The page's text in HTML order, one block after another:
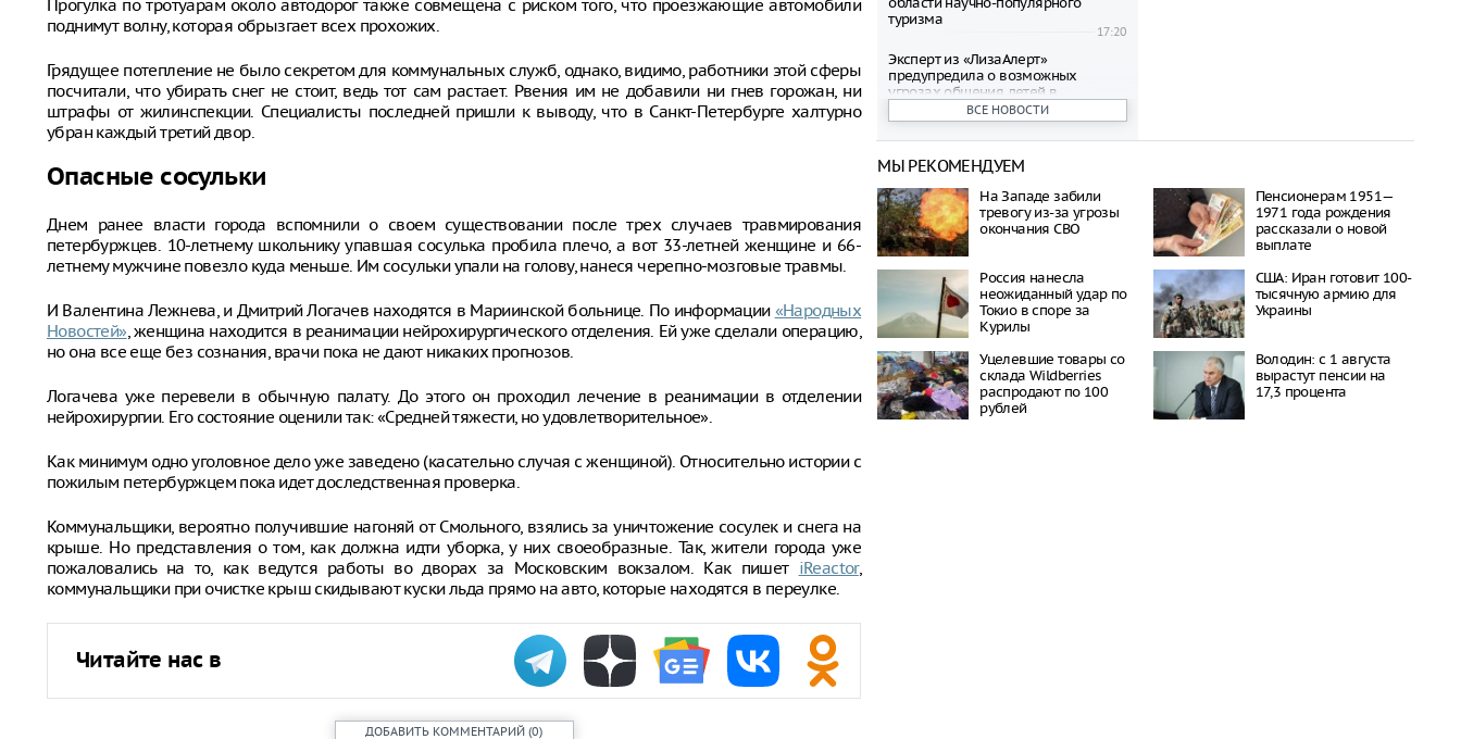
Прогулка по тротуарам около автодорог также совмещена с риском того, что проезжающие автомобили
поднимут волну, которая обрызгает всех прохожих.
Грядущее потепление не было секретом для коммунальных служб, однако, видимо, работники этой сферы
посчитали, что убирать снег не стоит, ведь тот сам растает. Рвения им не добавили ни гнев горожан, ни
штрафы от жилинспекции. Специалисты последней пришли к выводу, что в Санкт-Петербурге халтурно
убран каждый третий двор.
Опасные сосульки
Днем ранее власти города вспомнили о своем существовании после трех случаев травмирования
петербуржцев. 10-летнему школьнику упавшая сосулька пробила плечо, а вот 33-летней женщине и 66-
летнему мужчине повезло куда меньше. Им сосульки упали на голову, нанеся черепно-мозговые травмы.
И Валентина Лежнева, и Дмитрий Логачев находятся в Мариинской больнице. По информации «Народных
Новостей», женщина находится в реанимации нейрохирургического отделения. Ей уже сделали операцию,
но она все еще без сознания, врачи пока не дают никаких прогнозов.
Логачева уже перевели в обычную палату. До этого он проходил лечение в реанимации в отделении
нейрохирургии. Его состояние оценили так: «Средней тяжести, но удовлетворительное».
Как минимум одно уголовное дело уже заведено (касательно случая с женщиной). Относительно истории с
пожилым петербуржцем пока идет доследственная проверка.
Коммунальщики, вероятно получившие нагоняй от Смольного, взялись за уничтожение сосулек и снега на
крыше. Но представления о том, как должна идти уборка, у них своеобразные. Так, жители города уже
пожаловались на то, как ведутся работы во дворах за Московским вокзалом. Как пишет iReactor,
коммунальщики при очистке крыш скидывают куски льда прямо на авто, которые находятся в переулке.
Читайте нас в
ДОБАВИТЬ КОММЕНТАРИЙ (0)
туризма
17:20
Эксперт из «ЛизаАлерт»
предупредила о возможных
угрозах общения детей в
17:09
множество рейсов из-за
17:04
Экипаж пропавшего самолета под
Иркутском выживал в тайге, имея
лишь три конфеты
Трое подростков похитили и
изнасиловали 15-летнюю
школьницу
Узкие джинсы представляют угрозу
для здоровья мужчин в России
16:53
Открытие прорана в
ВСЕ НОВОСТИ
МЫ РЕКОМЕНДУЕМ
На Западе забили
тревогу из-за угрозы
окончания СВО
Пенсионерам 1951—
1971 года рождения
рассказали о новой
выплате
Россия нанесла
неожиданный удар по
Токио в споре за
Курилы
США: Иран готовит 100-
тысячную армию для
Украины
Уцелевшие товары со
склада Wildberries
распродают по 100
рублей
Володин: с 1 августа
вырастут пенсии на
17,3 процента